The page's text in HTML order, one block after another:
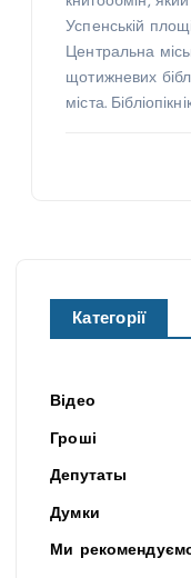
Успенській
Центральна
щотижневих
міста.
Категорії
Відео
Гроші
Депутаты
Думки
Ми